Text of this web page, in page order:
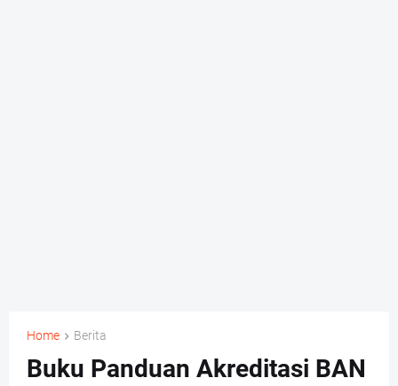
Home Berita
Buku Panduan Akreditasi BAN